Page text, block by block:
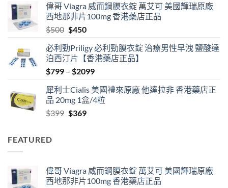
$489
through
偉哥 Viagra 威而鋼膜衣錠 萬艾可 美國輝瑞原廠
西地那非片100mg 香港藥店正品
$500 Original
was:
$500.
$450Current
is:
$450.
必利勁Priligy 必利勁膜衣錠 治療男性早洩 鹽酸達
泊西汀片【香港藥店正品】
$799 – $2099Price
$799
through
犀利士Cialis 美國禮來原廠 他達拉非 香港藥店正
品 20mg 1盒/4粒
$399 Original
$369Current
FEATURED
偉哥 Viagra 威而鋼膜衣錠 萬艾可 美國輝瑞原廠
西地那非片100mg 香港藥店正品